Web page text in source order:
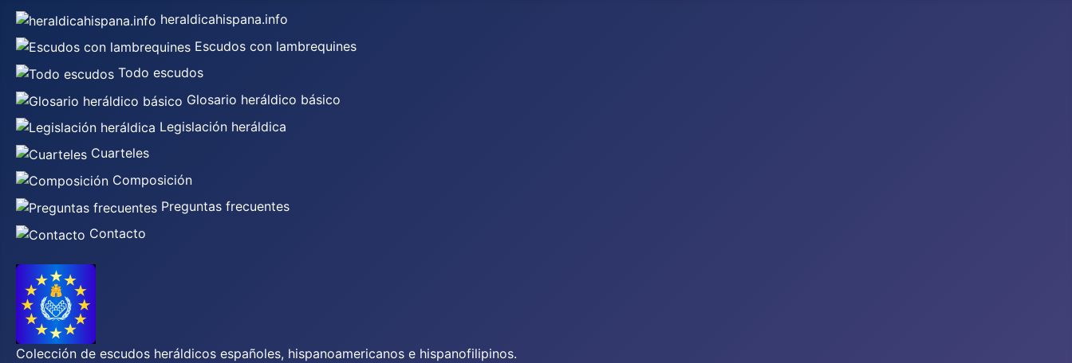
heraldicahispana.info
Escudos con lambrequines
Todo escudos
Glosario heráldico básico
Legislación heráldica
Cuarteles
Composición
Preguntas frecuentes
Contacto
Colección de escudos heráldicos españoles, hispanoamericanos e hispanofilipinos.